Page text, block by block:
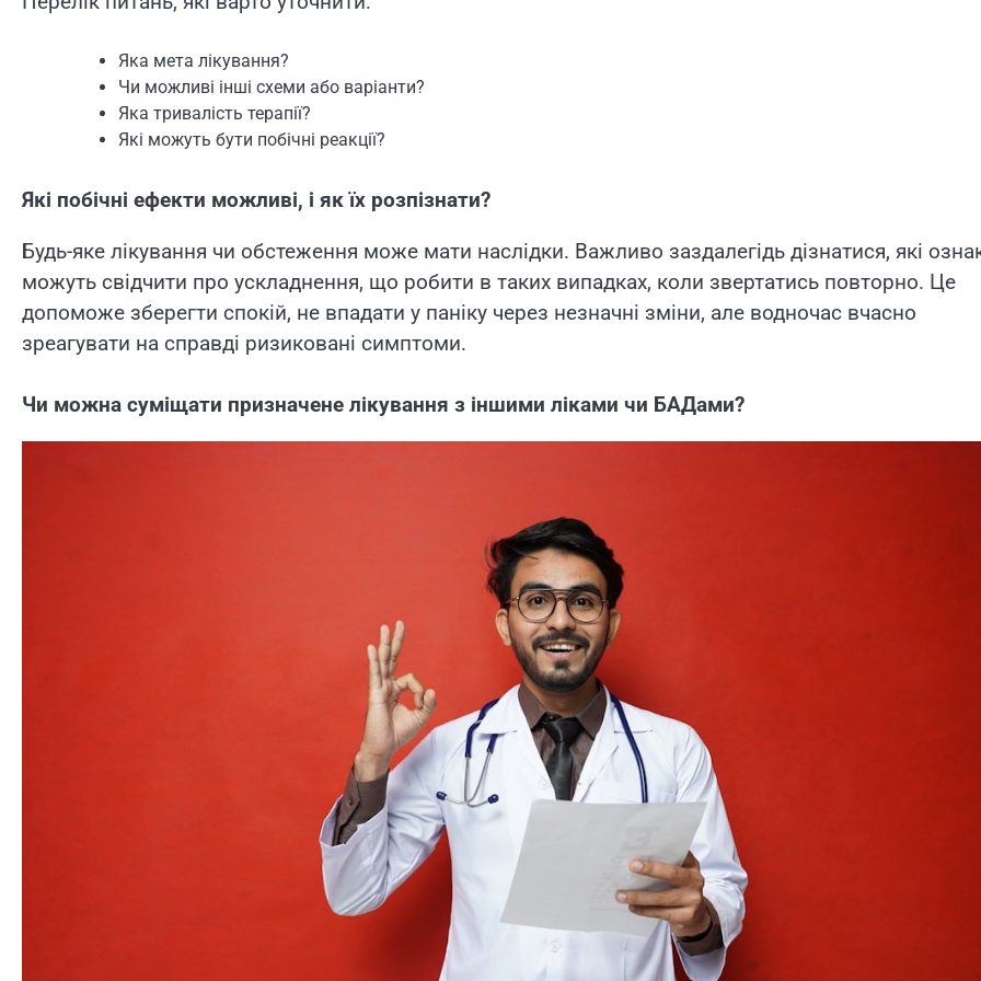
Яка мета лікування?
Чи можливі інші схеми або варіанти?
Яка тривалість терапії?
Які можуть бути побічні реакції?
Які побічні ефекти можливі, і як їх розпізнати?
Будь-яке лікування чи обстеження може мати наслідки. Важливо заздалегідь дізнатися, які
можуть свідчити про ускладнення, що робити в таких випадках, коли звертатись повторно. Це
допоможе зберегти спокій, не впадати у паніку через незначні зміни, але водночас вчасно
зреагувати на справді ризиковані симптоми.
Чи можна суміщати призначене лікування з іншими ліками чи БАДами?